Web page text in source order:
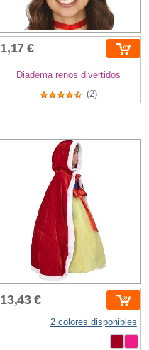
1,17 €
Diadema renos divertidos
(2)
13,43 €
2 colores disponibles